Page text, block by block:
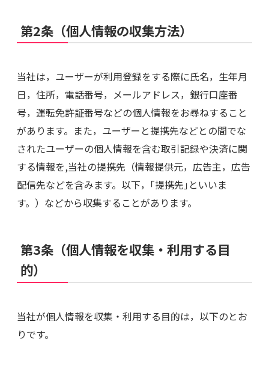
第2条（個人情報の収集方法）
当社は，ユーザーが利用登録をする際に氏名，生年月
日，住所，電話番号，メールアドレス，銀行口座番
号，運転免許証番号などの個人情報をお尋ねすること
があります。また，ユーザーと提携先などとの間でな
されたユーザーの個人情報を含む取引記録や決済に関
する情報を,当社の提携先（情報提供元，広告主，広告
配信先などを含みます。以下，｢提携先｣といいま
す。）などから収集することがあります。
第3条（個人情報を収集・利用する目
的）
当社が個人情報を収集・利用する目的は，以下のとお
りです。